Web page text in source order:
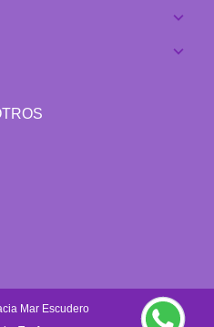
Mar Escudero